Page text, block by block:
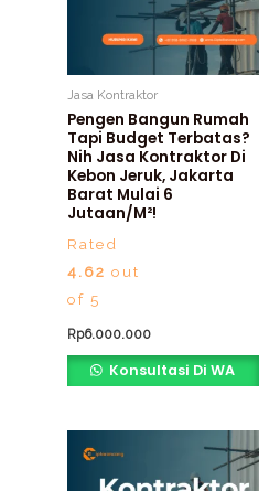
Jasa Kontraktor
Pengen Bangun Rumah
Tapi Budget Terbatas?
Nih Jasa Kontraktor Di
Kebon Jeruk, Jakarta
Barat Mulai 6
Jutaan/m²!
Rated
4.62 out
of 5
Rp6.000.000
Konsultasi Di WA